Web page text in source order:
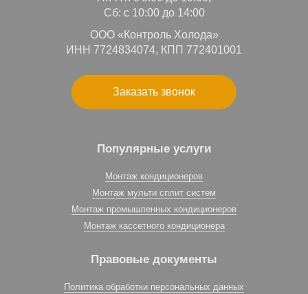
Сб: с 10:00 до 14:00
ООО «Контроль Холода»
ИНН 7724834074, КПП 772401001
Заказать звонок
Популярные услуги
Монтаж кондиционеров
Монтаж мульти сплит систем
Монтаж промышленных кондиционеров
Монтаж кассетного кондиционера
Правовые документы
Политика обработки персональных данных